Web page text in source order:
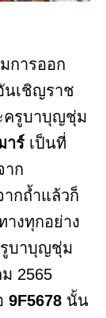
การออก
นเชิญราช
ครูบาบุญชุ่ม
าร์ เป็นที่
าก
กถ้ำแล้วก็
งทุกอย่าง
บาบุญชุ่ม
2565
9F5678 นั้น